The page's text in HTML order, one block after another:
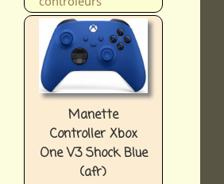
Manette
Controller Xbox
One V3 Shock Blue
(afr)